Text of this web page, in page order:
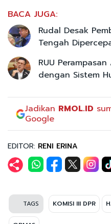
BACA JUGA:
Rudal Desak
Tengah
RUU
dengan Sistem
Jadikan RMOL.ID
Google
EDITOR: RENI ERINA
TAGS KOMISI III DPR